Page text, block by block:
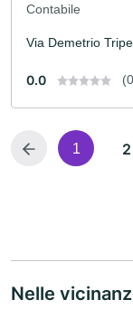
Contabile
Via Demetrio
0.0
1 2
Nelle